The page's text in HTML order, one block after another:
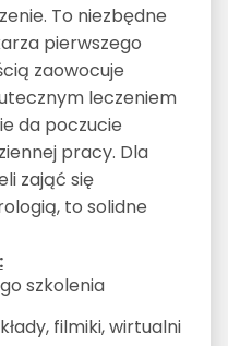
To niezbędne
pierwszego
zaowocuje
leczeniem
da poczucie
pracy. Dla
zająć się
to solidne
szkolenia
filmiki, wirtualni